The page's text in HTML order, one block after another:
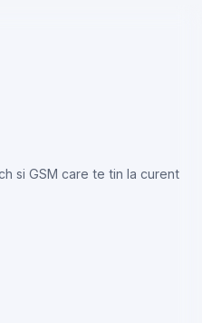
si GSM care te tin la curent